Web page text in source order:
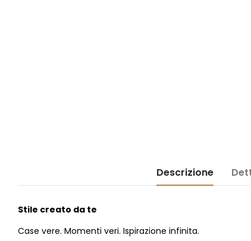
Descrizione
Stile creato da te
Case vere. Momenti veri. Ispirazione infinita.